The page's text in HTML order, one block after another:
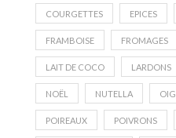
COURGETTES EPICES
FRAMBOISE FROMAGES
LAIT DE COCO LARDONS
NOËL NUTELLA
POIREAUX POIVRONS